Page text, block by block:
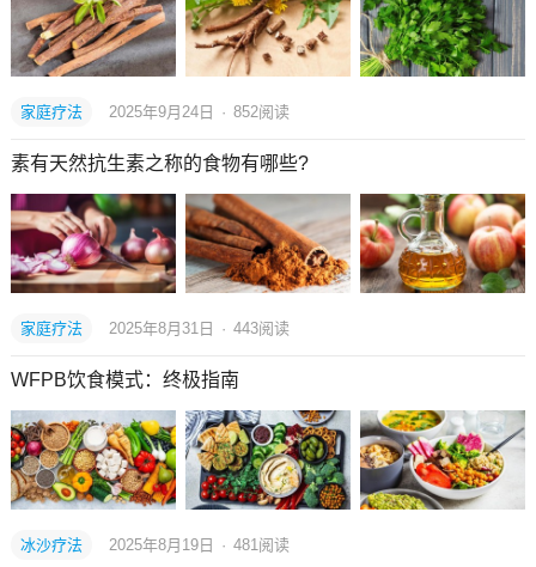
家庭疗法 2025年9月24日 · 852阅读
素有天然抗生素之称的食物有哪些?
家庭疗法 2025年8月31日 · 443阅读
WFPB饮食模式：终极指南
冰沙疗法 2025年8月19日 · 481 阅读